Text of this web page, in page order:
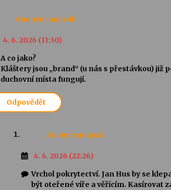
Anonym napsal:
4. 6. 2026 (11:30)
A co jako?
Kláštery jsou „brand“ (u nás s přestávkou) již
duchovní místa fungují.
Odpovědět
Anonym napsal:
4. 6. 2026 (22:26)
Vrchol pokrytectví. Jan Hus by se
být oteřené víře a věřícím. Kasírovat